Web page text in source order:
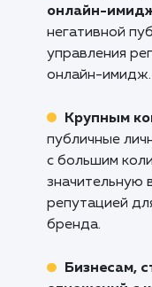
интернете
узнать
управлению
помочь
повысить